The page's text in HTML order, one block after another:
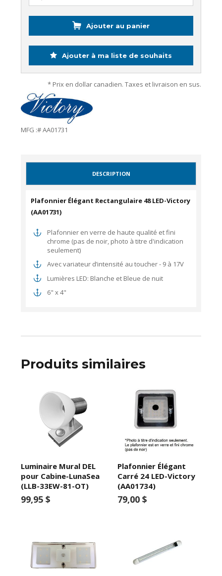
Ajouter au panier
Ajouter à ma liste de souhaits
* Prix en dollar canadien. Taxes et livraison en sus.
MFG :# AA01731
DESCRIPTION
Plafonnier Élégant Rectangulaire 48 LED-Victory
(AA01731)
Plafonnier en verre de haute qualité et fini
chrome (pas de noir, photo à titre d'indication
seulement)
Avec variateur d’intensité au toucher - 9 à 17V
Lumières LED: Blanche et Bleue de nuit
6" x 4"
Produits similaires
Luminaire Mural DEL
pour Cabine-LunaSea
(LLB-33EW-81-OT)
99,95 $
Plafonnier Élégant
Carré 24 LED-Victory
(AA01734)
79,00 $